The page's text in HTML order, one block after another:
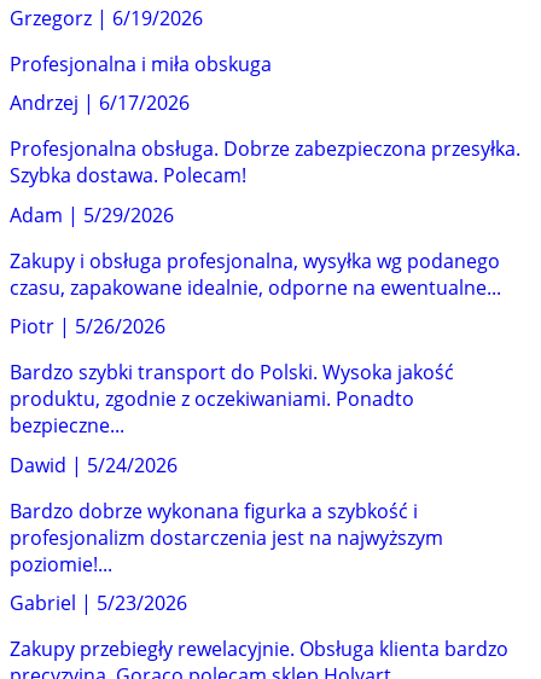
Grzegorz | 6/19/2026
Profesjonalna i miła obskuga
Andrzej | 6/17/2026
Profesjonalna obsługa. Dobrze zabezpieczona przesyłka.
Szybka dostawa. Polecam!
Adam | 5/29/2026
Zakupy i obsługa profesjonalna, wysyłka wg podanego
czasu, zapakowane idealnie, odporne na ewentualne...
Piotr | 5/26/2026
Bardzo szybki transport do Polski. Wysoka jakość
produktu, zgodnie z oczekiwaniami. Ponadto
bezpieczne...
Dawid | 5/24/2026
Bardzo dobrze wykonana figurka a szybkość i
profesjonalizm dostarczenia jest na najwyższym
poziomie!...
Gabriel | 5/23/2026
Zakupy przebiegły rewelacyjnie. Obsługa klienta bardzo